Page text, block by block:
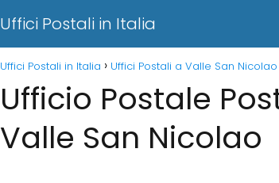
Uffici Postali in Italia
Uffici Postali in Italia Uffici Postali a Valle San Nicolao
Ufficio Postale
Valle San Nicolao